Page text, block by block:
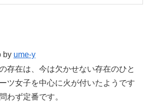
by ume-y
存在は、今は欠かせない存在のひと
ツ女子を中心に火が付いたようです
わず定番です。